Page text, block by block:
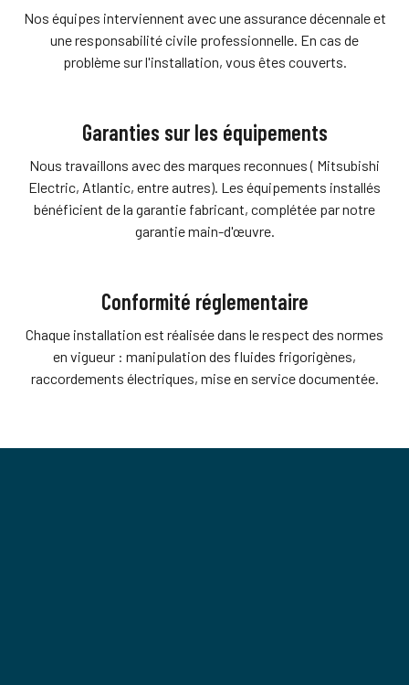
Nos équipes interviennent avec une assurance décennale et
une responsabilité civile professionnelle. En cas de
problème sur l'installation, vous êtes couverts.
Garanties sur les équipements
Nous travaillons avec des marques reconnues ( Mitsubishi
Electric, Atlantic, entre autres). Les équipements installés
bénéficient de la garantie fabricant, complétée par notre
garantie main-d'œuvre.
Conformité réglementaire
Chaque installation est réalisée dans le respect des normes
en vigueur : manipulation des fluides frigorigènes,
raccordements électriques, mise en service documentée.